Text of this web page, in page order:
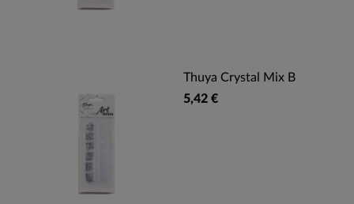
Thuya Crystal Mix B
5,42 €